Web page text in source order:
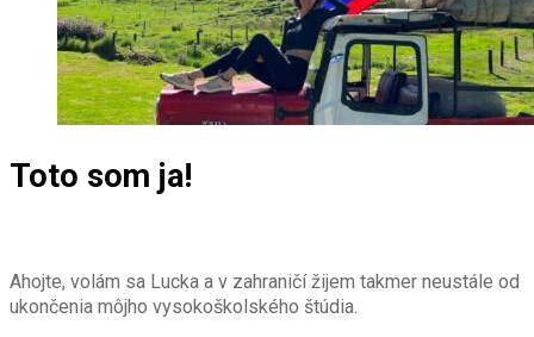
Toto som ja!
Ahojte, volám sa Lucka a v zahraničí žijem takmer neustále od
ukončenia môjho vysokoškolského štúdia.